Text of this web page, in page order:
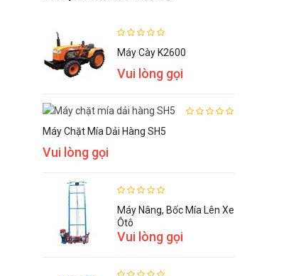
Máy Cày K2600
Vui lòng gọi
Máy Chặt Mía Dải Hàng SH5
Vui lòng gọi
Máy Nâng, Bốc Mía Lên Xe
Ôtô
Vui lòng gọi